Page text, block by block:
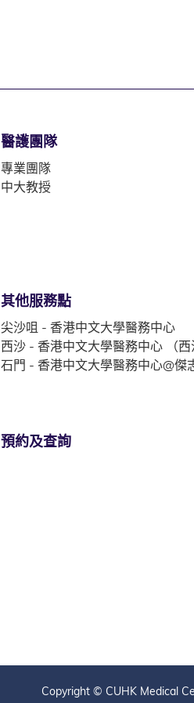
醫護團隊
專業團隊
中大教授
其他服務點
尖沙咀 - 香港中文大學醫務中心
西沙 - 香港中文大學醫務中心 （西
石門 - 香港中文大學醫務中心@傑
預約及查詢
Copyright © CUHK Medical